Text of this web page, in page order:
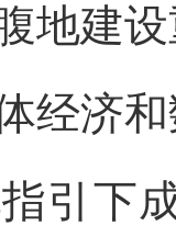
地建
经济
引下